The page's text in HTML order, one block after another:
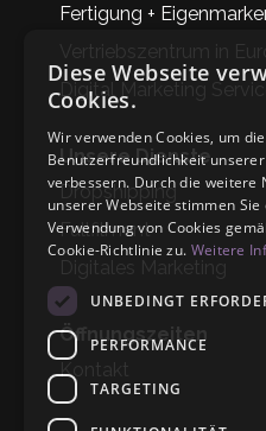
Fertigung +
Vertriebszentrum in
Digital Marketing
Unsere Dienste
Dropshipping
Fullfilment
Digitales Marketing
Öffnungszeiten
Kontakt
Diese Webseite
Cookies.
Wir verwenden Cookies, um die
Benutzerfreundlichkeit
verbessern. Durch die weitere
unserer Webseite stimmen Sie
Verwendung von Cookies
Cookie-Richtlinie zu. Weitere
UNBEDINGT
PERFORMANCE
TARGETING